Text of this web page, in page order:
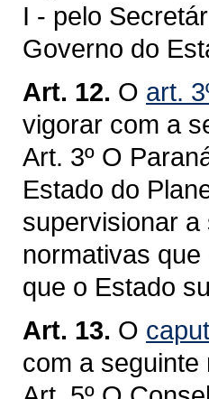
I - pelo
Governo do
Art. 12. O art.
vigorar com a
Art. 3º O
Estado do
supervisionar
normativas
que o Estado
Art. 13. O
com a seguinte